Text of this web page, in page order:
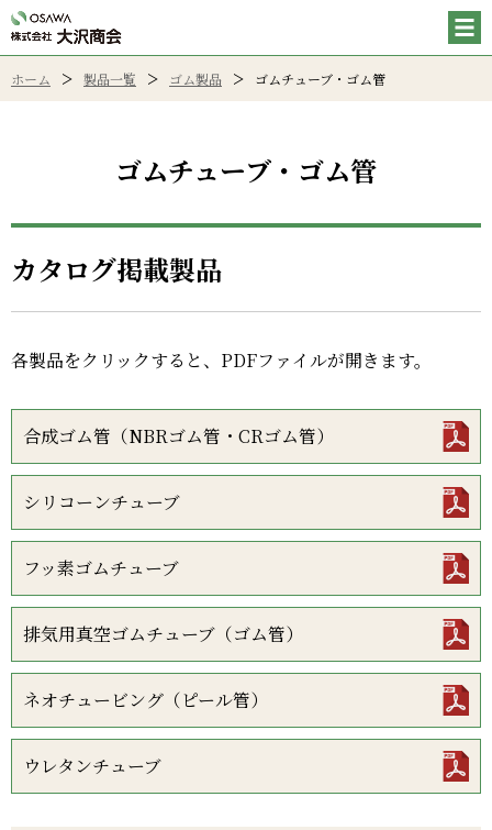
ホーム 製品一覧 ゴム製品 ゴムチューブ・ゴム管
ゴムチューブ・ゴム管
カタログ掲載製品
各製品をクリックすると、PDFファイルが開きます。
合成ゴム管（NBRゴム管・CRゴム管）
シリコーンチューブ
フッ素ゴムチューブ
排気用真空ゴムチューブ（ゴム管）
ネオチュービング（ピール管）
ウレタンチューブ